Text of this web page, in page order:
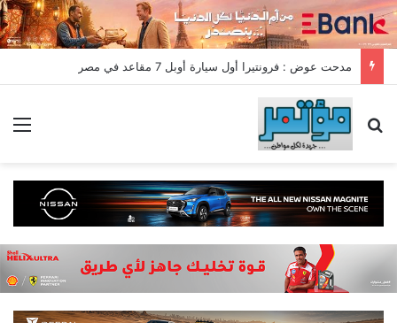
مدحت عوض : فرونتيرا أول سيارة أوبل 7 مقاعد في مصر
بحث عن